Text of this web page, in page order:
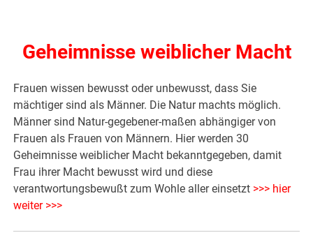
Geheimnisse weiblicher Macht
Frauen wissen bewusst oder unbewusst, dass Sie
mächtiger sind als Männer. Die Natur machts möglich.
Männer sind Natur-gegebener-maßen abhängiger von
Frauen als Frauen von Männern. Hier werden 30
Geheimnisse weiblicher Macht bekanntgegeben, damit
Frau ihrer Macht bewusst wird und diese
verantwortungsbewußt zum Wohle aller einsetzt >>> hier
weiter >>>